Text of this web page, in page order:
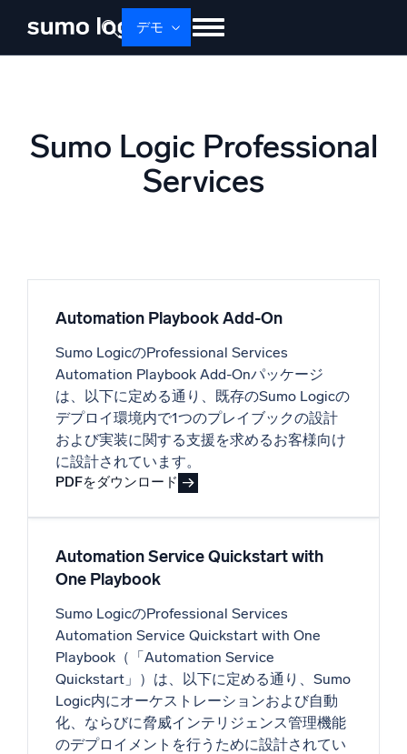
content
デモ
ログイン 無料トライアル サポート
監視、トラブルシューティング、自動化、防御
AI/ML 搭載
独自アルゴリズム、機械学習、生成AI
インテリジェントセキュリティ運用
SIEM
セキュリティ用ログ
ダイナミックオブザーバビリティ
監視とトラブルシューティング
包括的な可視性で検出・解決
Sumo Logic Professional
Services
Automation Playbook Add-On
Sumo LogicのProfessional Services
Automation Playbook Add-Onパッケージ
は、以下に定める通り、既存のSumo Logicの
デプロイ環境内で1つのプレイブックの設計
および実装に関する支援を求めるお客様向け
に設計されています。
PDFをダウンロード
Automation Service Quickstart with
One Playbook
Sumo LogicのProfessional Services
Automation Service Quickstart with One
Playbook（「Automation Service
Quickstart」）は、以下に定める通り、Sumo
Logic内にオーケストレーションおよび自動
化、ならびに脅威インテリジェンス管理機能
のデプロイメントを行うために設計されてい